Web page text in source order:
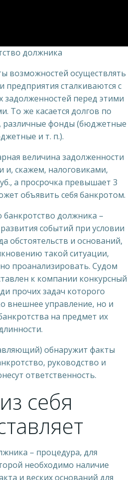
должника
возможностей осуществлять
предприятия сталкиваются с
перед этими
То же касается долгов по
различные фонды (бюджетные
и т. п.).
величина задолженности
и, скажем, налоговиками,
а просрочка превышает 3
объявить себя банкротом.
банкротство должника –
событий при условии
обстоятельств и оснований,
такой ситуации,
проанализировать. Судом
к компании конкурсный
прочих задач которого
внешнее управление, но и
на предмет их
обнаружит факты
руководство и
ответственность.
себя
– процедура, для
необходимо наличие
и веских оснований для